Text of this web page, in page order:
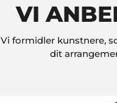
VI
Vi formidler kunstnere,
dit